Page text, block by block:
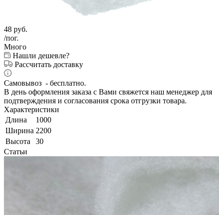
48 руб.
/пог.
Много
Нашли дешевле?
Рассчитать доставку
Самовывоз - бесплатно.
В день оформления заказа с Вами свяжется наш менеджер для
подтверждения и согласования срока отгрузки товара.
Характеристики
Длина
1000
Ширина 2200
Высота
30
Статьи